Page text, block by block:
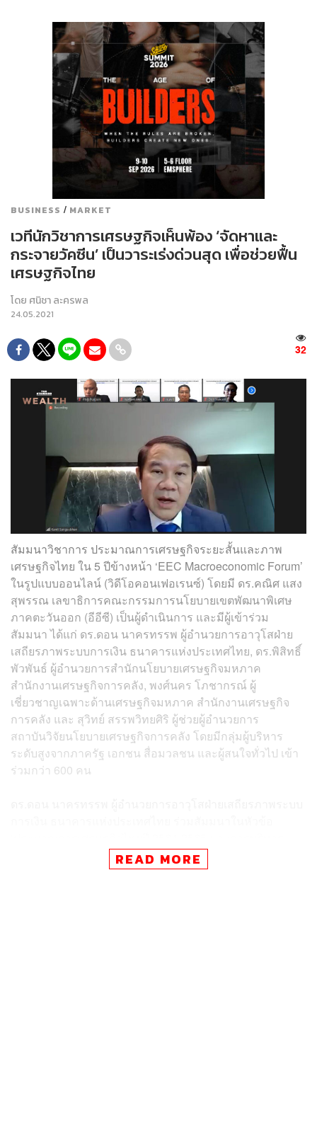
BUSINESS / MARKET
เวทีนักวิชาการเศรษฐกิจเห็นพ้อง ‘จัดหาและ
กระจายวัคซีน’ เป็นวาระเร่งด่วนสุด เพื่อช่วยฟื้น
เศรษฐกิจไทย
โดย ศนิชา ละครพล
24.05.2021
32
สัมมนาวิชาการ ประมาณการเศรษฐกิจระยะสั้นและภาพ
เศรษฐกิจไทย ใน 5 ปีข้างหน้า ‘EEC Macroeconomic Forum’
ในรูปแบบออนไลน์ (วิดีโอคอนเฟอเรนซ์) โดยมี ดร.คณิศ แสง
สุพรรณ เลขาธิการคณะกรรมการนโยบายเขตพัฒนาพิเศษ
ภาคตะวันออก (อีอีซี) เป็นผู้ดำเนินการ และมีผู้เข้าร่วม
สัมมนา ได้แก่ ดร.ดอน นาครทรรพ ผู้อำนวยการอาวุโสฝ่าย
เสถียรภาพระบบการเงิน ธนาคารแห่งประเทศไทย, ดร.พิสิทธิ์
พัวพันธ์ ผู้อำนวยการสำนักนโยบายเศรษฐกิจมหภาค
สำนักงานเศรษฐกิจการคลัง, พงศ์นคร โภชากรณ์ ผู้
เชี่ยวชาญเฉพาะด้านเศรษฐกิจมหภาค สำนักงานเศรษฐกิจ
การคลัง และ สุวิทย์ สรรพวิทยศิริ ผู้ช่วยผู้อำนวยการ
สถาบันวิจัยนโยบายเศรษฐกิจการคลัง โดยมีกลุ่มผู้บริหาร
ระดับสูงจากภาครัฐ เอกชน สื่อมวลชน และผู้สนใจทั่วไป เข้า
ร่วมกว่า 600 คน
ภายใต้สถานการณ์โควิด-19’ ให้รายละเอียดว่า จาก
สภาวการณ์ทางเศรษฐกิจปัจจุบัน มี 4 นโยบายหลักที่จะช่วย
READ MORE